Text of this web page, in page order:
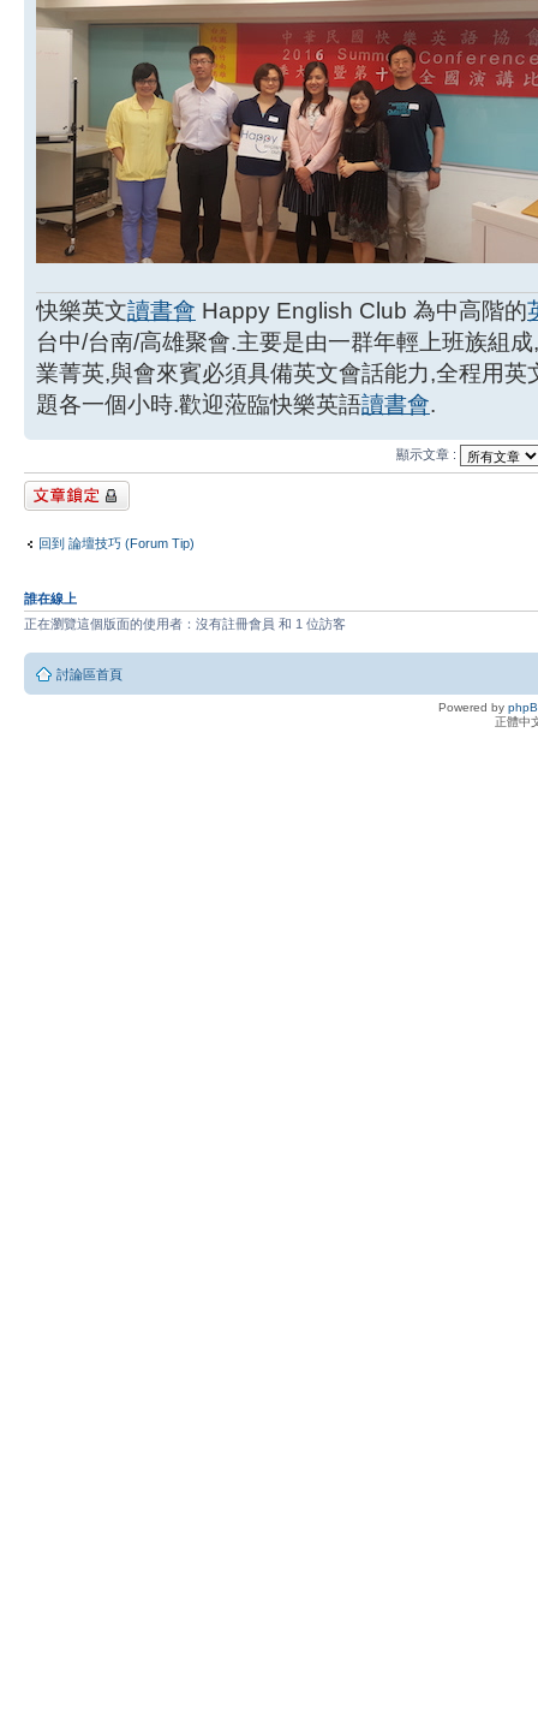
快樂英文讀書會 Happy English Club 為中高階的
台中/台南/高雄聚會.主要是由一群年輕上班族組
業菁英,與會來賓必須具備英文會話能力,全程用
題各一個小時.歡迎蒞臨快樂英語讀書會.
顯示文章 :
主題已鎖定
回到 論壇技巧 (Forum Tip)
誰在線上
正在瀏覽這個版面的使用者：沒有註冊會員 和 1 位訪客
討論區首頁
Powered by
正體中